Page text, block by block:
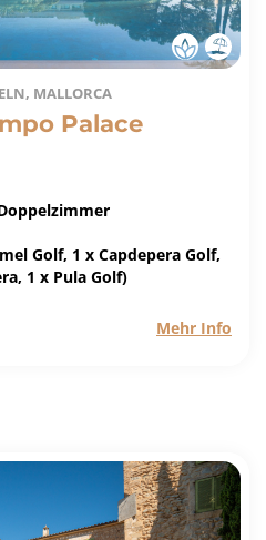
MALLORCA
Palace
Golf, 1 x Capdepera Golf,
1 x Pula Golf)
Mehr Info